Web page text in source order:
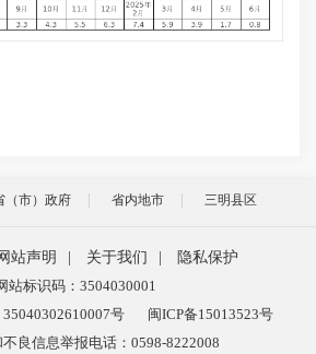
（市）政府 省内地市 三明县区
站声明 关于我们
隐私保护
站标识码：3504030001
35040302610007号
闽ICP备15013523号
良信息举报电话：0598-8222008